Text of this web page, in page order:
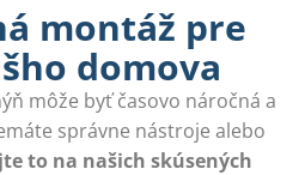
montáž pre
domova
môže byť časovo náročná a
správne nástroje alebo
to na našich skúsených